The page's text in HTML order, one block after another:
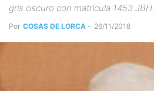
gris oscuro con matrícula 1453 JBH.
Por COSAS DE LORCA - 26/11/2018